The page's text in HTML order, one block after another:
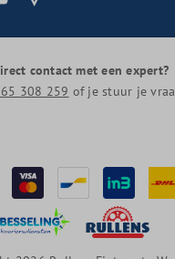
contact met een expert?
308 259 of je stuur je